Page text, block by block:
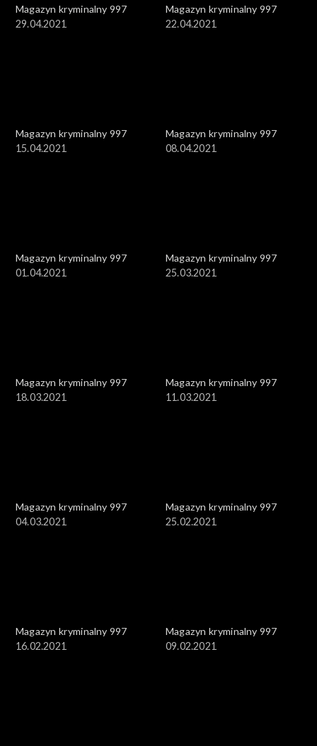
Magazyn kryminalny 997
29.04.2021
Magazyn kryminalny 997
22.04.2021
Magazyn kryminalny 997
15.04.2021
Magazyn kryminalny 997
08.04.2021
Magazyn kryminalny 997
01.04.2021
Magazyn kryminalny 997
25.03.2021
Magazyn kryminalny 997
18.03.2021
Magazyn kryminalny 997
11.03.2021
Magazyn kryminalny 997
04.03.2021
Magazyn kryminalny 997
25.02.2021
Magazyn kryminalny 997
16.02.2021
Magazyn kryminalny 997
09.02.2021